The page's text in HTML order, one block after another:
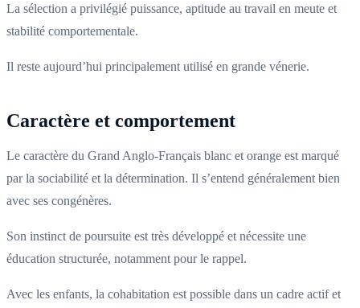
La sélection a privilégié puissance, aptitude au travail en meute et
stabilité comportementale.
Il reste aujourd’hui principalement utilisé en grande vénerie.
Caractère et comportement
Le caractère du Grand Anglo-Français blanc et orange est marqué
par la sociabilité et la détermination. Il s’entend généralement bien
avec ses congénères.
Son instinct de poursuite est très développé et nécessite une
éducation structurée, notamment pour le rappel.
Avec les enfants, la cohabitation est possible dans un cadre actif et